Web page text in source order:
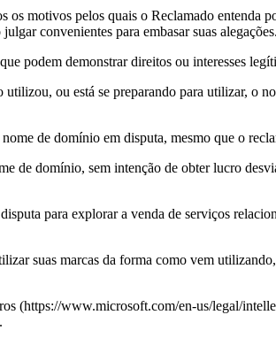
os motivos pelos quais o Reclamado
convenientes para embasar suas alegações.
podem demonstrar direitos ou interesses
ou está se preparando para utilizar, o
de domínio em disputa, mesmo que o
de domínio, sem intenção de obter lucro
para explorar a venda de serviços
suas marcas da forma como vem
(https://www.microsoft.com/en-us/legal/